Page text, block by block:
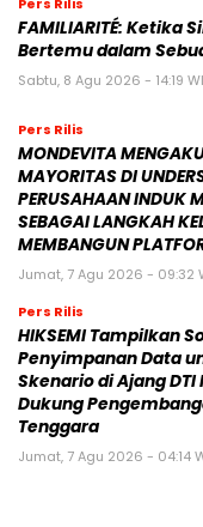
Pers Rilis
FAMILIARITÉ: Ketika
Bertemu dalam
Sabtu, 8 Agu 2026 - 14:19
Pers Rilis
MONDEVITA
MAYORITAS DI
PERUSAHAAN INDUK
SEBAGAI LANGKAH
MEMBANGUN
Jumat, 7 Agu 2026 - 09:32
Pers Rilis
HIKSEMI Tampilkan
Penyimpanan Data
Skenario di Ajang DTI
Dukung
Tenggara
Jumat, 7 Agu 2026 - 04:14